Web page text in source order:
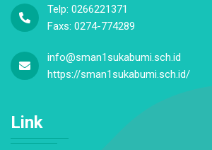
Telp: 0266221371
Faxs: 0274-774289
info@sman1sukabumi.sch.id
https://sman1sukabumi.sch.id/
Link